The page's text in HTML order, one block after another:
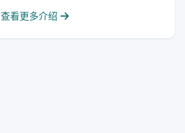
查看更多介绍